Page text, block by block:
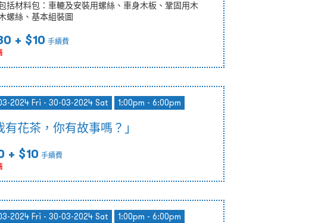
括材料包：車轆及安裝用螺絲、車身木板、鞏固用木
螺絲、基本組裝圖
+ $10 手續費
2024 Fri - 30-03-2024 Sat 1:00pm - 6:00pm
有花茶，你有故事嗎？」
+ $10 手續費
2024 Fri - 30-03-2024 Sat 1:00pm - 6:00pm